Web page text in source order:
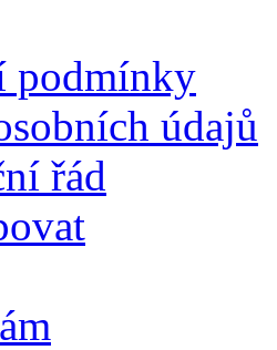
podmínky
údajů
řád